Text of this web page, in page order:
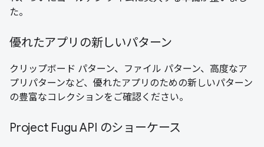
た。
優れたアプリの新しいパターン
クリップボード パターン、ファイル パターン、高度なア
プリパターンなど、優れたアプリのための新しいパターン
の豊富なコレクションをご確認ください。
Project Fugu API のショーケース